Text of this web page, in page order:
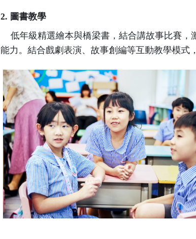
2. 圖書教學
低年級精選繪本與橋梁書，結合講故事比賽，
能力。結合戲劇表演、故事創編等互動教學模